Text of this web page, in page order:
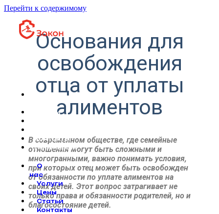
Перейти к содержимому
Услуги
Контакты
Партнерам
О
нас
Услуги
Цены
Статьи
Контакты
Основания для
освобождения
отца от уплаты
алиментов
В современном обществе, где семейные
отношения могут быть сложными и
многогранными, важно понимать условия,
при которых отец может быть освобожден
от обязанности по уплате алиментов на
своих детей. Этот вопрос затрагивает не
только права и обязанности родителей, но и
благосостояние детей.